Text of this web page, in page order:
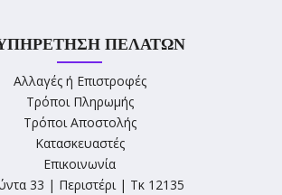
ΠΕΛΑΤΏΝ
Αλλαγές ή Επιστροφές
Τρόποι Πληρωμής
Τρόποι Αποστολής
Κατασκευαστές
Επικοινωνία
33 | Περιστέρι | Τκ 12135